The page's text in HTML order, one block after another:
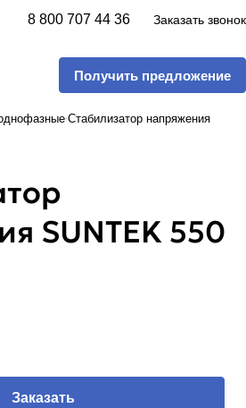
8 800 707 44 36 Заказать звонок
Получить предложение
Стабилизатор напряжения
SUNTEK 550
Заказать